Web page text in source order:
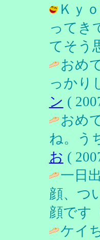
Ｋｙ
ってき
てそう
おめ
っかり
ン (
おめ
ね。う
お (
一日
顔、つ
顔です
ケイ